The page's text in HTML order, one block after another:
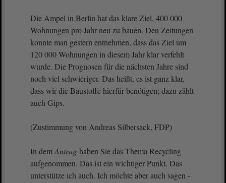
Die Ampel in Berlin hat das klare Ziel, 400 000
Wohnungen pro Jahr neu zu bauen. Den Zeitungen
konnte man gestern entnehmen, dass das Ziel um
120 000 Wohnungen in diesem Jahr klar verfehlt
wurde. Die Prognosen für die nächsten Jahre sind
noch viel schwieriger. Das heißt, es ist ganz klar,
dass wir die Baustoffe hierfür benötigen; dazu zählt
auch Gips.
(Zustimmung von Andreas Silbersack, FDP)
In demAntrag haben Sie das Thema Recycling
aufgenommen. Das ist ein wichtiger Punkt. Das
unterstütze ich auch. Ich möchte aber auch sagen -